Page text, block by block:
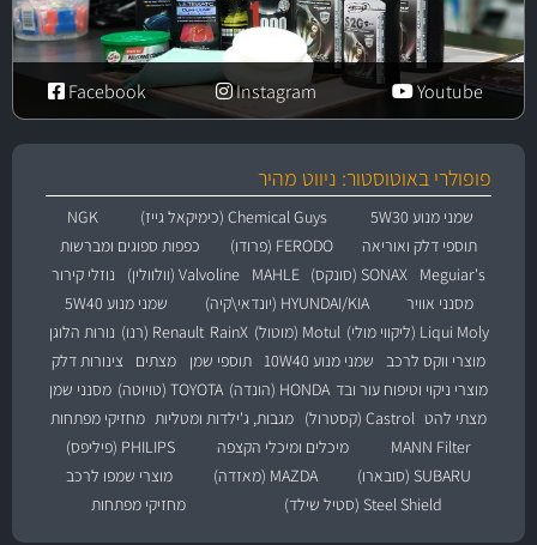
Youtube
Instagram
Facebook
פופולרי באוטוסטור: ניווט מהיר
שמני מנוע 5W30 Chemical Guys (כימיקאל גייז)
NGK
תוספי דלק ואוריאה
FERODO (פרודו)
כפפות ספוגים ומברשות
Meguiar's
SONAX (סונקס) MAHLE Valvoline (וולוולין)
נוזלי קירור
מסנני אוויר
HYUNDAI/KIA (יונדאי\קיה)
שמני מנוע 5W40
Liqui Moly (ליקווי מולי)
Motul (מוטול) RainX Renault (רנו)
נורות הלוגן
מוצרי ווקס לרכב
שמני מנוע 10W40 תוספי שמן מצתים
צינורות דלק
מוצרי ניקוי וטיפוח עור ובד HONDA (הונדה) TOYOTA (טויוטה)
מסנני שמן
מצתי להט Castrol (קסטרול) מגבות, ג'ילדות ומטליות מחזיקי מפתחות
MANN Filter
מיכלים ומיכלי הקצפה
PHILIPS (פיליפס)
SUBARU (סובארו)
MAZDA (מאזדה)
מוצרי שמפו לרכב
Steel Shield (סטיל שילד)
מחזיקי מפתחות